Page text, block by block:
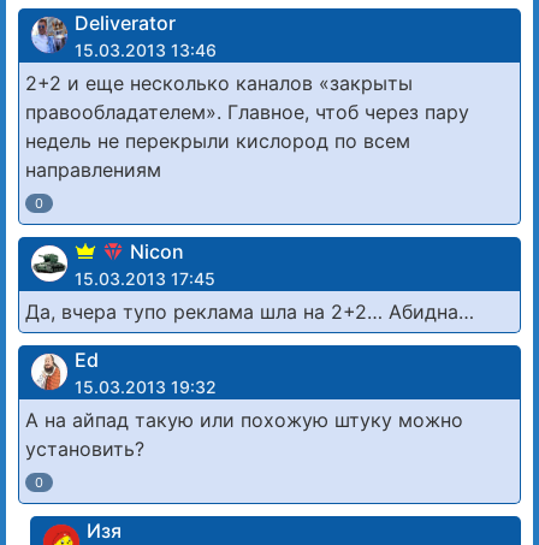
Deliverator
15.03.2013 13:46
2+2 и еще несколько каналов «закрыты
правообладателем». Главное, чтоб через пару
недель не перекрыли кислород по всем
направлениям
0
Nicon
15.03.2013 17:45
Да, вчера тупо реклама шла на 2+2… Абидна…
Ed
15.03.2013 19:32
А на айпад такую или похожую штуку можно
установить?
0
Изя